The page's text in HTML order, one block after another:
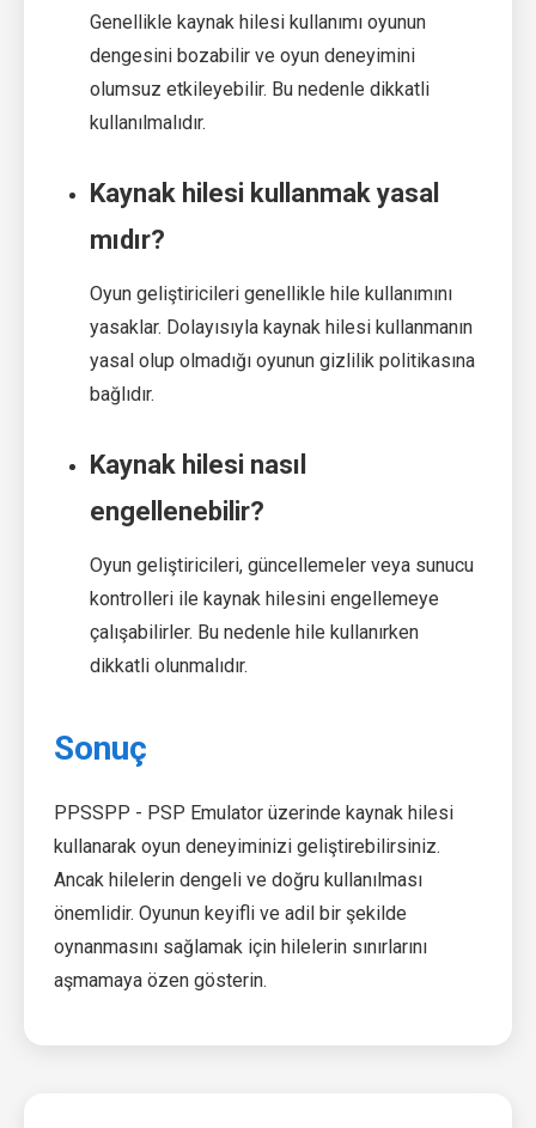
Genellikle kaynak hilesi kullanımı oyunun
dengesini bozabilir ve oyun deneyimini
olumsuz etkileyebilir. Bu nedenle dikkatli
kullanılmalıdır.
Kaynak hilesi kullanmak yasal
mıdır?
Oyun geliştiricileri genellikle hile kullanımını
yasaklar. Dolayısıyla kaynak hilesi kullanmanın
yasal olup olmadığı oyunun gizlilik politikasına
bağlıdır.
Kaynak hilesi nasıl
engellenebilir?
Oyun geliştiricileri, güncellemeler veya sunucu
kontrolleri ile kaynak hilesini engellemeye
çalışabilirler. Bu nedenle hile kullanırken
dikkatli olunmalıdır.
Sonuç
PPSSPP - PSP Emulator üzerinde kaynak hilesi
kullanarak oyun deneyiminizi geliştirebilirsiniz.
Ancak hilelerin dengeli ve doğru kullanılması
önemlidir. Oyunun keyifli ve adil bir şekilde
oynanmasını sağlamak için hilelerin sınırlarını
aşmamaya özen gösterin.